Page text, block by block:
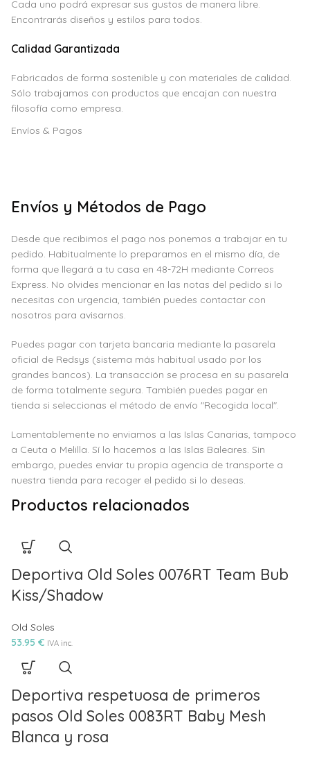
Cada uno podrá expresar sus gustos de manera libre.
Encontrarás diseños y estilos para todos.
Calidad Garantizada
Fabricados de forma sostenible y con materiales de calidad.
Sólo trabajamos con productos que encajan con nuestra
filosofía como empresa.
Envíos & Pagos
Envíos y Métodos de Pago
Desde que recibimos el pago nos ponemos a trabajar en tu
pedido. Habitualmente lo preparamos en el mismo día, de
forma que llegará a tu casa en 48-72H mediante Correos
Express. No olvides mencionar en las notas del pedido si lo
necesitas con urgencia, también puedes contactar con
nosotros para avisarnos.
Puedes pagar con tarjeta bancaria mediante la pasarela
oficial de Redsys (sistema más habitual usado por los
grandes bancos). La transacción se procesa en su pasarela
de forma totalmente segura. También puedes pagar en
tienda si seleccionas el método de envío "Recogida local".
Lamentablemente no enviamos a las Islas Canarias, tampoco
a Ceuta o Melilla. Sí lo hacemos a las Islas Baleares. Sin
embargo, puedes enviar tu propia agencia de transporte a
nuestra tienda para recoger el pedido si lo deseas.
Productos relacionados
Deportiva Old Soles 0076RT Team Bub
Kiss/Shadow
Old Soles
53.95 € IVA inc.
Deportiva respetuosa de primeros
pasos Old Soles 0083RT Baby Mesh
Blanca y rosa